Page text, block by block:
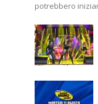
potrebbero